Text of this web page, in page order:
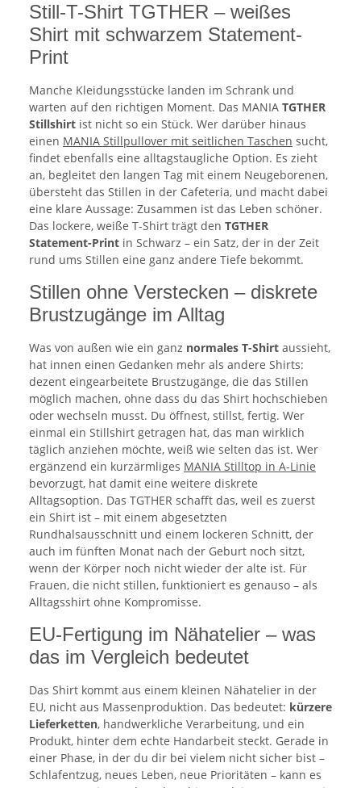
Still-T-Shirt TGTHER – weißes
Shirt mit schwarzem Statement-
Print
Manche Kleidungsstücke landen im Schrank und
warten auf den richtigen Moment. Das MANIA TGTHER
Stillshirt ist nicht so ein Stück. Wer darüber hinaus
einen MANIA Stillpullover mit seitlichen Taschen sucht,
findet ebenfalls eine alltagstaugliche Option. Es zieht
an, begleitet den langen Tag mit einem Neugeborenen,
übersteht das Stillen in der Cafeteria, und macht dabei
eine klare Aussage: Zusammen ist das Leben schöner.
Das lockere, weiße T-Shirt trägt den TGTHER
Statement-Print in Schwarz – ein Satz, der in der Zeit
rund ums Stillen eine ganz andere Tiefe bekommt.
Stillen ohne Verstecken – diskrete
Brustzugänge im Alltag
Was von außen wie ein ganz normales T-Shirt aussieht,
hat innen einen Gedanken mehr als andere Shirts:
dezent eingearbeitete Brustzugänge, die das Stillen
möglich machen, ohne dass du das Shirt hochschieben
oder wechseln musst. Du öffnest, stillst, fertig. Wer
einmal ein Stillshirt getragen hat, das man wirklich
täglich anziehen möchte, weiß wie selten das ist. Wer
ergänzend ein kurzärmliges MANIA Stilltop in A-Linie
bevorzugt, hat damit eine weitere diskrete
Alltagsoption. Das TGTHER schafft das, weil es zuerst
ein Shirt ist – mit einem abgesetzten
Rundhalsausschnitt und einem lockeren Schnitt, der
auch im fünften Monat nach der Geburt noch sitzt,
wenn der Körper noch nicht wieder der alte ist. Für
Frauen, die nicht stillen, funktioniert es genauso – als
Alltagsshirt ohne Kompromisse.
EU-Fertigung im Nähatelier – was
das im Vergleich bedeutet
Das Shirt kommt aus einem kleinen Nähatelier in der
EU, nicht aus Massenproduktion. Das bedeutet: kürzere
Lieferketten, handwerkliche Verarbeitung, und ein
Produkt, hinter dem echte Handarbeit steckt. Gerade in
einer Phase, in der du dir bei vielem nicht sicher bist –
Schlafentzug, neues Leben, neue Prioritäten – kann es